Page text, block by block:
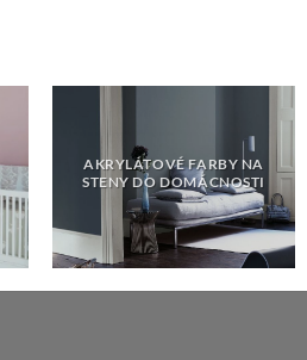
AKRYLÁTOVÉ FARBY NA
STENY DO DOMÁCNOSTI